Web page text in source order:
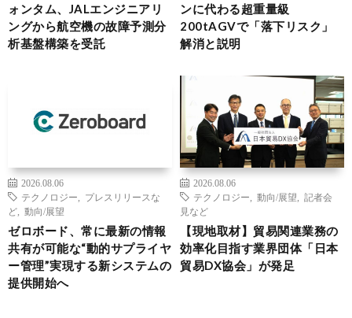
ォンタム、JALエンジニアリ
ングから航空機の故障予測分
析基盤構築を受託
ンに代わる超重量級
200tAGVで「落下リスク」
解消と説明
2026.08.06
テクノロジー
プレスリリースな
ど
動向/展望
ゼロボード、常に最新の情報
共有が可能な“動的サプライヤ
ー管理”実現する新システムの
提供開始へ
2026.08.06
テクノロジー
動向/展望
記者会
見など
【現地取材】貿易関連業務の
効率化目指す業界団体「日本
貿易DX協会」が発足